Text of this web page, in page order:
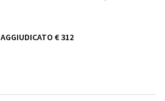
AGGIUDICATO € 312